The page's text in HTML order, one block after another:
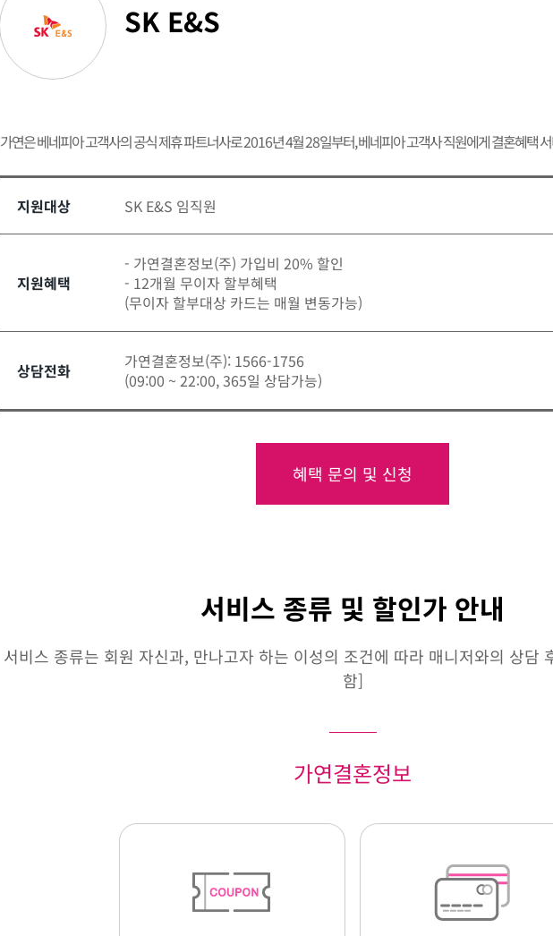
SK E&S
가연은 베네피아 고객사의 공식 제휴 파트너사로2016년 4월28일부터, 베네피아 고객사 직원에게 결혼혜택
지원대상 SK E&S 임직원
지원혜택
- 가연결혼정보(주) 가입비 20% 할인
- 12개월 무이자 할부혜택
(무이자 할부대상 카드는 매월 변동가능)
상담전화
가연결혼정보(주): 1566-1756
(09:00 ~ 22:00, 365일 상담가능)
혜택 문의 및 신청
서비스 종류 및 할인가 안내
서비스 종류는 회원 자신과, 만나고자 하는 이성의 조건에 따라 매니저와의 상담
함]
가연결혼정보